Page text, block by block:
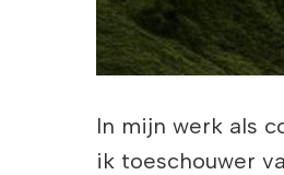
In mijn werk als
ik toeschouwer